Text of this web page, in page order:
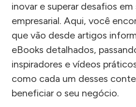
inovar e superar desafios em
empresarial. Aqui, você
que vão desde artigos
eBooks detalhados,
inspiradores e vídeos
como cada um desses
beneficiar o seu negócio.